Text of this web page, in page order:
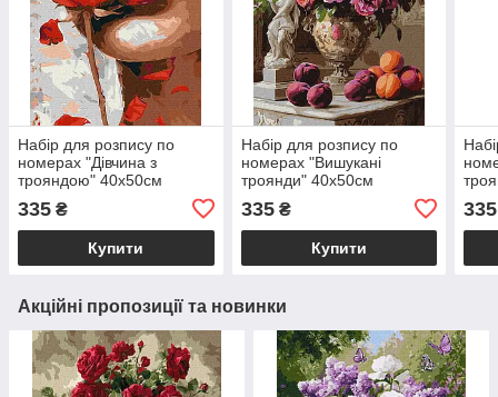
Набір для розпису по
номерах "Дівчина з
трояндою" 40х50см
335 ₴
Купити
Набір для розпису по
номерах "Вишукані
троянди" 40х50см
335₴
Купити
335
Акційні пропозиції та новинки